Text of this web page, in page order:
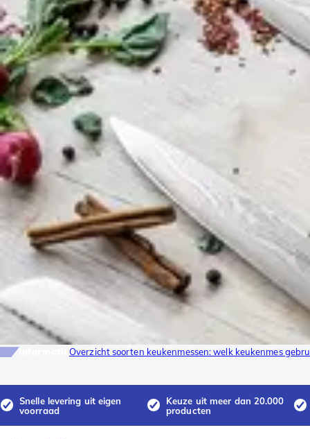
Overzicht soorten keukenmessen: welk keukenmes
Snelle levering uit eigen
voorraad
Keuze uit meer dan 20.000
producten